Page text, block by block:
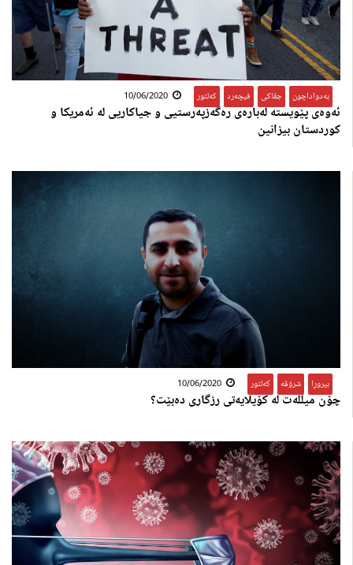
بەدواداچون جڤاکی فیچەرد کەلتور 10/06/2020
ئەوەی پێویستە لەبارەی رەگەزپەرستیی و جیاکاریی لە ئەمریکا و
کوردستان بیزانین
بیروڕا شرۆڤە کەلتور 10/06/2020
چۆن میللەت لە کۆیلایەتی رزگاری دەبێت؟